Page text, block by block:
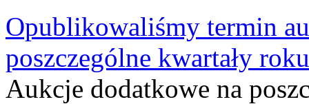
Opublikowaliśmy termin
poszczególne kwartały
Aukcje dodatkowe na